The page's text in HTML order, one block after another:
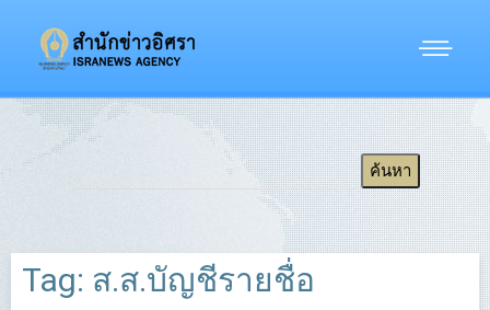
Tag: ส.ส.บัญชีรายชื่อ